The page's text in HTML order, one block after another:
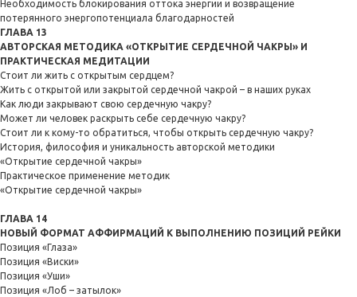
Необходимость блокирования оттока энергии и возвращение
потерянного энергопотенциала благодарностей
ГЛАВА 13
АВТОРСКАЯ МЕТОДИКА «ОТКРЫТИЕ СЕРДЕЧНОЙ ЧАКРЫ» И
ПРАКТИЧЕСКАЯ МЕДИТАЦИИ
Стоит ли жить с открытым сердцем?
Жить с открытой или закрытой сердечной чакрой – в наших руках
Как люди закрывают свою сердечную чакру?
Может ли человек раскрыть себе сердечную чакру?
Стоит ли к кому-то обратиться, чтобы открыть сердечную чакру?
История, философия и уникальность авторской методики
«Открытие сердечной чакры»
Практическое применение методик
«Открытие сердечной чакры»
ГЛАВА 14
НОВЫЙ ФОРМАТ АФФИРМАЦИЙ К ВЫПОЛНЕНИЮ ПОЗИЦИЙ РЕЙКИ
Позиция «Глаза»
Позиция «Виски»
Позиция «Уши»
Позиция «Лоб – затылок»